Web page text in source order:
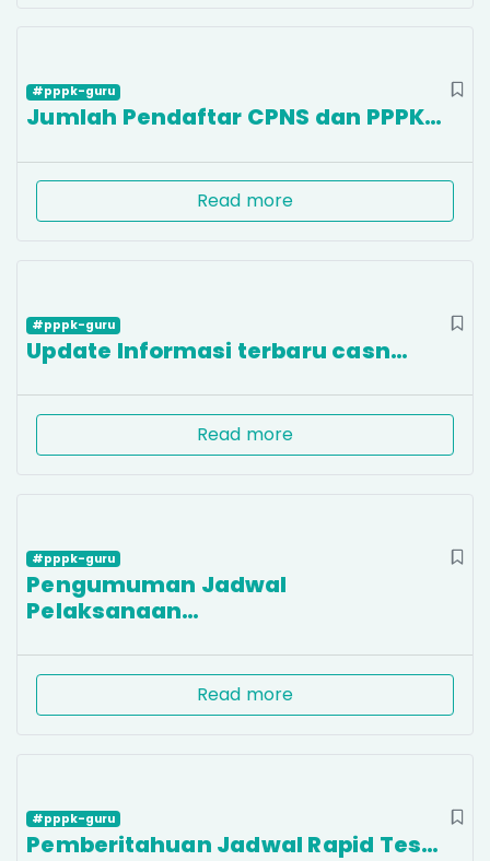
#pppk-guru
Jumlah Pendaftar CPNS dan PPPK…
Read more
#pppk-guru
Update Informasi terbaru casn…
Read more
#pppk-guru
Pengumuman Jadwal
Pelaksanaan…
Read more
#pppk-guru
Pemberitahuan Jadwal Rapid Tes…